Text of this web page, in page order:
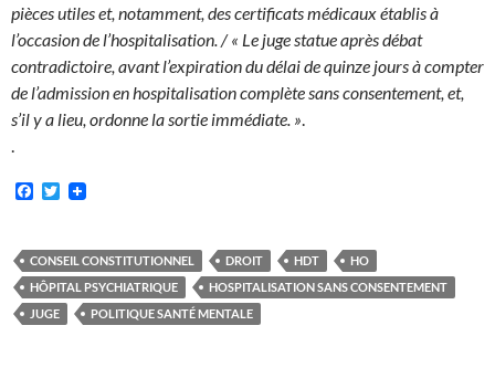
pièces utiles et, notamment, des certificats médicaux établis à
l’occasion de l’hospitalisation. / « Le juge statue après débat
contradictoire, avant l’expiration du délai de quinze jours à compter
de l’admission en hospitalisation complète sans consentement, et,
s’il y a lieu, ordonne la sortie immédiate. »
F
b
o
o
k
T
t
e
r
CONSEIL CONSTITUTIONNEL DROIT HDT
HO
HÔPITAL PSYCHIATRIQUE
HOSPITALISATION SANS CONSENTEMENT
JUGE
POLITIQUE SANTÉ MENTALE